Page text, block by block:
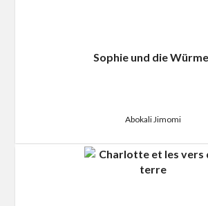
Sophie und die
Abokali Jimomi